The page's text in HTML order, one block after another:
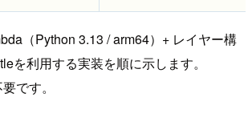
（Python 3.13 / arm64）+ レイヤー構
を利用する実装を順に示します。
です。